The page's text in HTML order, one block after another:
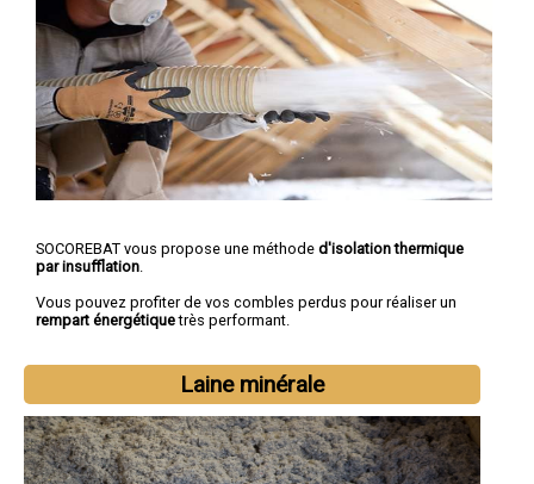
SOCOREBAT vous propose une méthode d'isolation thermique
par insufflation.
Vous pouvez profiter de vos combles perdus pour réaliser un
rempart énergétiquetrès performant.
Laine minérale